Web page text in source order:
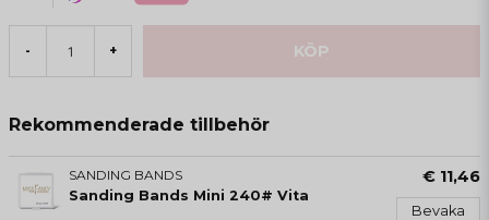
- + KÖP
Rekommenderade tillbehör
SANDING BANDS
Sanding Bands Mini 240# Vita
€ 11,46
Bevaka